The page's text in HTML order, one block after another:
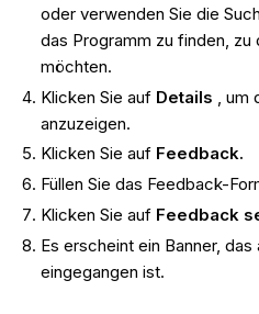
oder verwenden Sie die
das Programm zu finden,
möchten.
Klicken Sie auf Details ,
anzuzeigen.
Klicken Sie auf Feedback.
Füllen Sie das Feedback-
Klicken Sie auf Feedback
Es erscheint ein Banner,
eingegangen ist.